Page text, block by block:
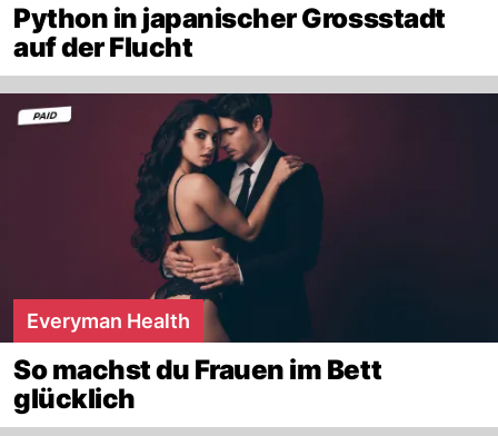
Python in japanischer Grossstadt
auf der Flucht
Everyman Health
So machst du Frauen im Bett
glücklich